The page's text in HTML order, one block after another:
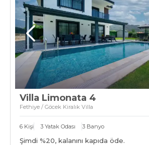
Villa Limonata 4
Fethiye / Göcek Kiralık Villa
6 Kişi 3 Yatak Odası 3 Banyo
Şimdi %20, kalanını kapıda öde.